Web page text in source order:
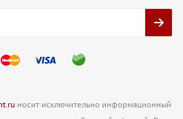
носит исключительно информационный